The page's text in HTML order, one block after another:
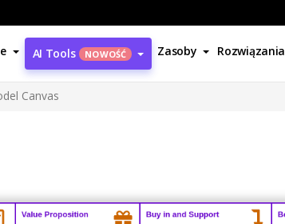
AI Tools NOWOŚĆ Zasoby Rozwiązania
Canvas